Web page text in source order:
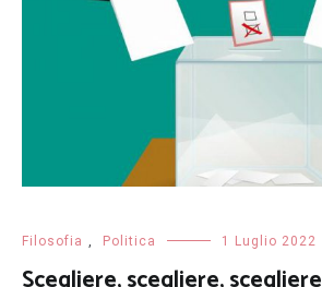
Filosofia , Politica 1 Luglio 2022